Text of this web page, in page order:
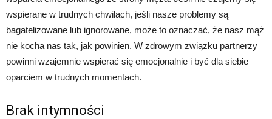
wspierane w trudnych chwilach, jeśli nasze problemy są
bagatelizowane lub ignorowane, może to oznaczać, że nasz mąż
nie kocha nas tak, jak powinien. W zdrowym związku partnerzy
powinni wzajemnie wspierać się emocjonalnie i być dla siebie
oparciem w trudnych momentach.
Brak intymności